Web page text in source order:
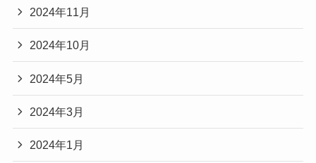
2024年11月
2024年10月
2024年5月
2024年3月
2024年1月